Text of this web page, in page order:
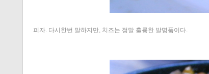
피자. 다시한번 말하지만, 치즈는 정말 훌륭한 발명품이다.